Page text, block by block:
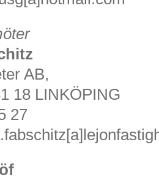
AB,
18 LINKÖPING
27